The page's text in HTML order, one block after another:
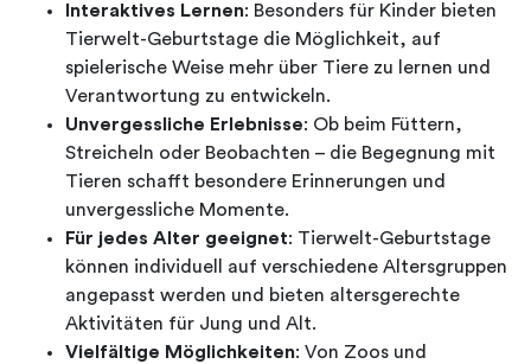
Interaktives Lernen: Besonders für Kinder bieten
Tierwelt-Geburtstage die Möglichkeit, auf
spielerische Weise mehr über Tiere zu lernen und
Verantwortung zu entwickeln.
Unvergessliche Erlebnisse: Ob beim Füttern,
Streicheln oder Beobachten – die Begegnung mit
Tieren schafft besondere Erinnerungen und
unvergessliche Momente.
Für jedes Alter geeignet: Tierwelt-Geburtstage
können individuell auf verschiedene Altersgruppen
angepasst werden und bieten altersgerechte
Aktivitäten für Jung und Alt.
Vielfältige Möglichkeiten: Von Zoos und